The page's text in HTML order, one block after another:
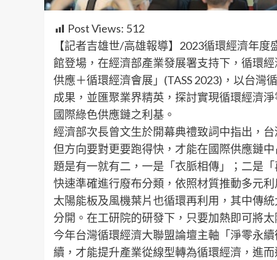
Post Views: 512
【記者吉雄世/高雄報導】2023循環經濟年
館登場，在經濟部產業發展署支持下，循環
供應＋循環經濟會展」(TASS 2023)，以台灣
成果，並匯聚業界精英，探討實現循環經濟
國際綠色供應鏈之利基。
經濟部次長曾文生於開幕典禮致詞中指出，
但方向要對更要跑得快，才能在國際供應鏈
題是有一就有二，一是「衣脈相傳」；二是
快速準確進行廢布分類，依照材質推動多元
太陽能板及風機葉片也循環再利用，其中傳
分開。在工研院的研發下，只要加熱即可將
今年台灣循環經濟大聯盟論壇主軸「淨零永
續，才能提升產業從線型轉為循環經濟，進